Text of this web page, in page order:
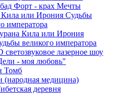
Форт - крах Мечты
или Ирония Судьбы
императора
Кила или Ирония
великого императора
светозвуковое лазерное шоу
- моя любовь"
Томб
(народная медицина)
деревня